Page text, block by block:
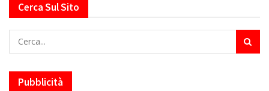
Cerca Sul Sito
Pubblicità